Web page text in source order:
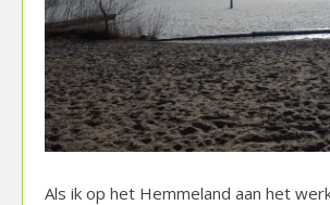
Als ik op het Hemmeland aan het